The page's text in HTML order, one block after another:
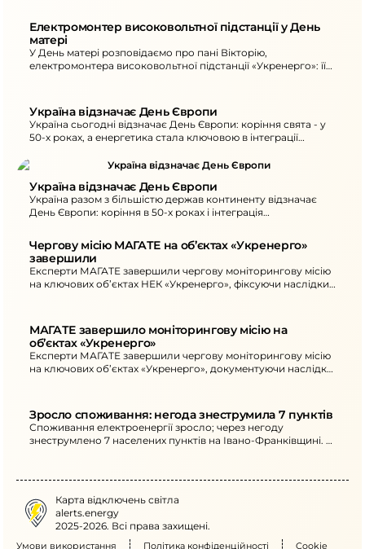
Електромонтер високовольтної підстанції у День
матері
У День матері розповідаємо про пані Вікторію,
електромонтера високовольтної підстанції «Укренерго»: її
Україна відзначає День Європи
Україна сьогодні відзначає День Європи: коріння свята - у
50-х роках, а енергетика стала ключовою в інтеграції
Україна відзначає День Європи
Україна разом з більшістю держав континенту відзначає
День Європи: коріння в 50-х роках і інтеграція
Чергову місію МАГАТЕ на об’єктах «Укренерго»
завершили
Експерти МАГАТЕ завершили чергову моніторингову місію
на ключових об’єктах НЕК «Укренерго», фіксуючи наслідки
МАГАТЕ завершило моніторингову місію на
об’єктах «Укренерго»
Експерти МАГАТЕ завершили чергову моніторингову місію
на ключових об’єктах «Укренерго», документуючи наслідки
Зросло споживання: негода знеструмила 7 пунктів
Споживання електроенергії зросло; через негоду
знеструмлено 7 населених пунктів на Івано-Франківщині. З
Карта відключень світла
alerts.energy
2025-2026. Всі права захищені.
Умови використання Політика конфіденційності Cookie